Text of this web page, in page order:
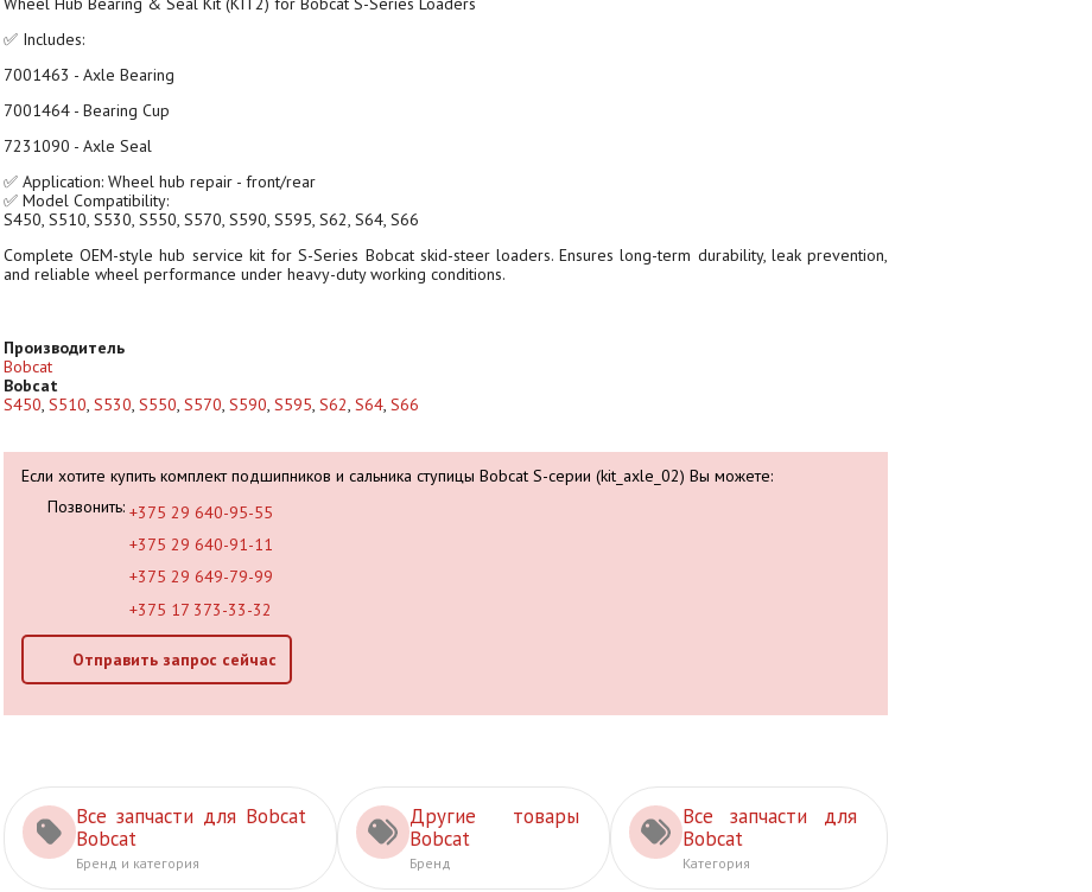
✅ Includes:
7001463 - Axle Bearing
7001464 - Bearing Cup
7231090 - Axle Seal
✅ Application: Wheel hub repair - front/rear
✅ Model Compatibility:
S450, S510, S530, S550, S570, S590, S595, S62, S64, S66
Complete OEM-style hub service kit for S-Series Bobcat skid-steer loaders. Ensures long-term durability, leak prevention,
and reliable wheel performance under heavy-duty working conditions.
Производитель
Bobcat
Bobcat
S450 S510 S530 S550 S570 S590 S595 S62 S64 S66
Если хотите купить комплект подшипников и сальника ступицы Bobcat S-серии (kit_axle_02) Вы можете:
Позвонить: +375 29 640-95-55
+375 29 640-91-11
+375 29 649-79-99
+375 17 373-33-32
Отправить запрос сейчас
Все запчасти для Bobcat
Bobcat
Бренд и категория
Другие товары
Bobcat
Бренд
Все запчасти для
Bobcat
Категория